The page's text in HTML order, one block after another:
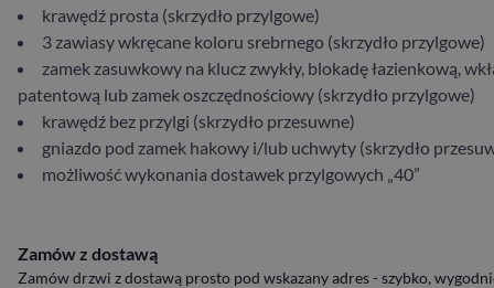
krawędź prosta (skrzydło przylgowe)
3 zawiasy wkręcane koloru srebrnego (skrzydło przylgowe)
zamek zasuwkowy na klucz zwykły, blokadę łazienkową,
patentową lub zamek oszczędnościowy (skrzydło przylgowe)
krawędź bez przylgi (skrzydło przesuwne)
gniazdo pod zamek hakowy i/lub uchwyty (skrzydło
możliwość wykonania dostawek przylgowych „40”
Zamów z dostawą
Zamów drzwi z dostawą prosto pod wskazany adres - szybko,